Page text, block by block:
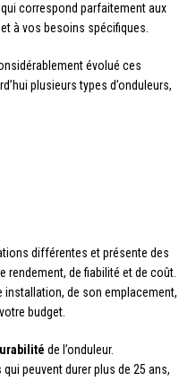
correspond parfaitement aux
à vos besoins spécifiques.
évolué ces
plusieurs types d’onduleurs,
différentes et présente des
rendement, de fiabilité et de coût.
installation, de son emplacement,
budget.
de l’onduleur.
peuvent durer plus de 25 ans,